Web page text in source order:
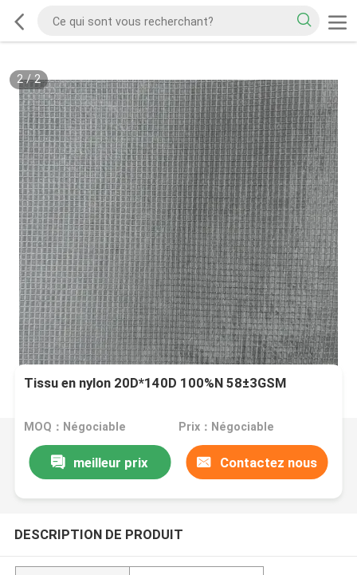
2/2
Tissu en nylon 20D*140D 100%N 58±3GSM
MOQ：Négociable Prix：Négociable
meilleur prix Contactez nous
DESCRIPTION DE PRODUIT